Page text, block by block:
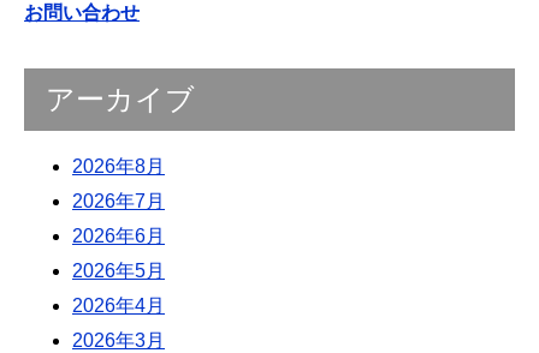
お問い合わせ
アーカイブ
2026年8月
2026年7月
2026年6月
2026年5月
2026年4月
2026年3月